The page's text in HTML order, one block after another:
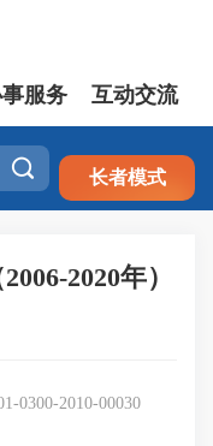
注册 登录
服务 互动交流
 长者模式
2020年）
0300-2010-00030